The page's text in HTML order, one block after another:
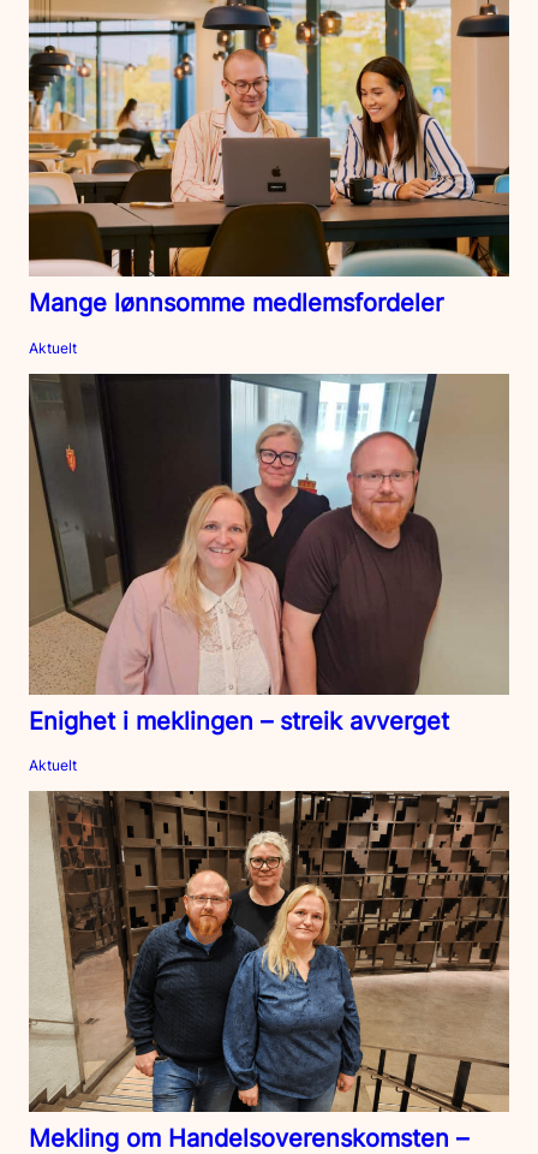
Mange lønnsomme medlemsfordeler
Aktuelt
Enighet i meklingen – streik avverget
Aktuelt
Mekling om Handelsoverenskomsten –